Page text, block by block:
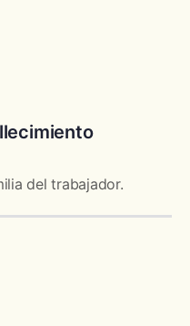
del trabajador.